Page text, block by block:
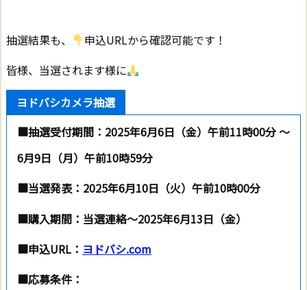
抽選結果も、
申込URLから確認可能です！
皆様、当選されます様に
ヨドバシカメラ抽選
■抽選受付期間：2025年6月6日（金）午前11時00分 ～
6月9日（月）午前10時59分
■当選発表： 2025年6月10日（火） 午前10時00分
■購入期間：当選連絡～2025年6月13日（金）
■申込URL： ヨドバシ.com
■応募条件：